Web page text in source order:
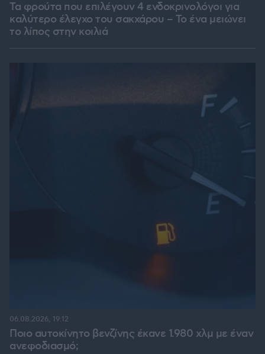
Τα φρούτα που επιλέγουν 4 ενδοκρινολόγοι για
καλύτερο έλεγχο του σακχάρου – Το ένα μειώνει
το λίπος στην κοιλιά
Ποιο αυτοκίνητο βενζίνης έκανε 1.980 χλμ με έναν
ανεφοδιασμό;
06.08.2026, 19:12